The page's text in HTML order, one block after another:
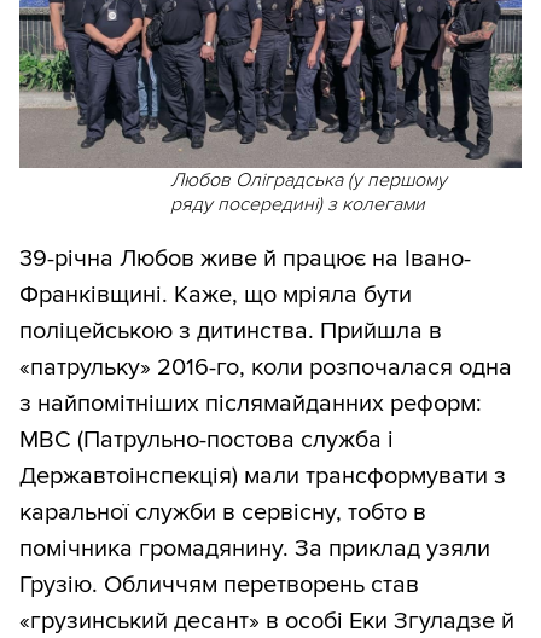
Любов Оліградська (у першому
ряду посередині) з колегами
39-річна Любов живе й працює на Івано-
Франківщині. Каже, що мріяла бути
поліцейською з дитинства. Прийшла в
«патрульку» 2016-го, коли розпочалася одна
з найпомітніших післямайданних реформ:
МВС (Патрульно-постова служба і
Державтоінспекція) мали трансформувати з
каральної служби в сервісну, тобто в
помічника громадянину. За приклад узяли
Грузію. Обличчям перетворень став
«грузинський десант» в особі Еки Згуладзе й